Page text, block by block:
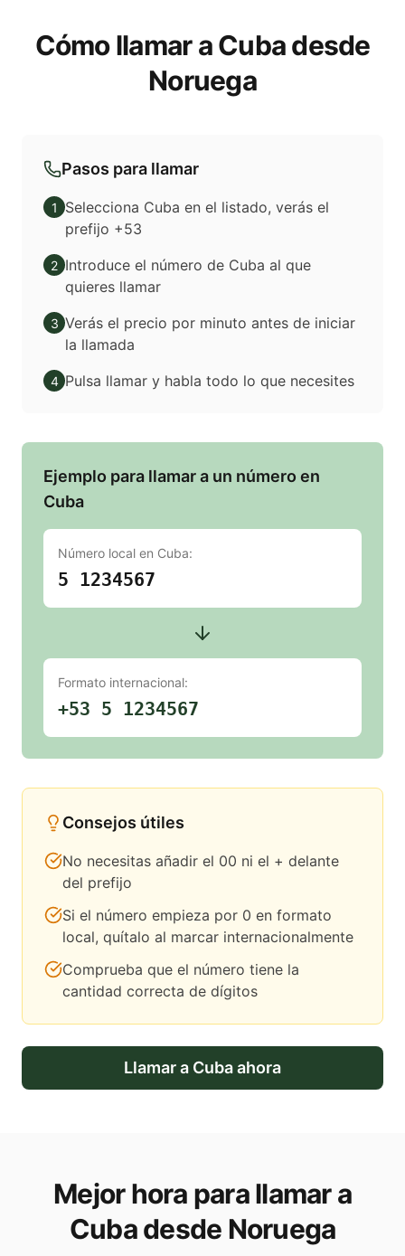
Cómo llamar a Cuba desde
Noruega
Pasos para llamar
1
Selecciona Cuba en el listado, verás el
prefijo +53
2 Introduce el número de Cuba al que
quieres llamar
3 Verás el precio por minuto antes de iniciar
la llamada
4 Pulsa llamar y habla todo lo que necesites
Ejemplo para llamar a un número en
Cuba
Número local en Cuba:
5 1234567
Formato internacional:
+53 5 1234567
Consejos útiles
No necesitas añadir el 00 ni el + delante
del prefijo
Si el número empieza por 0 en formato
local, quítalo al marcar internacionalmente
Comprueba que el número tiene la
cantidad correcta de dígitos
Llamar a Cubaahora
Mejor hora para llamar a
Cuba desde Noruega